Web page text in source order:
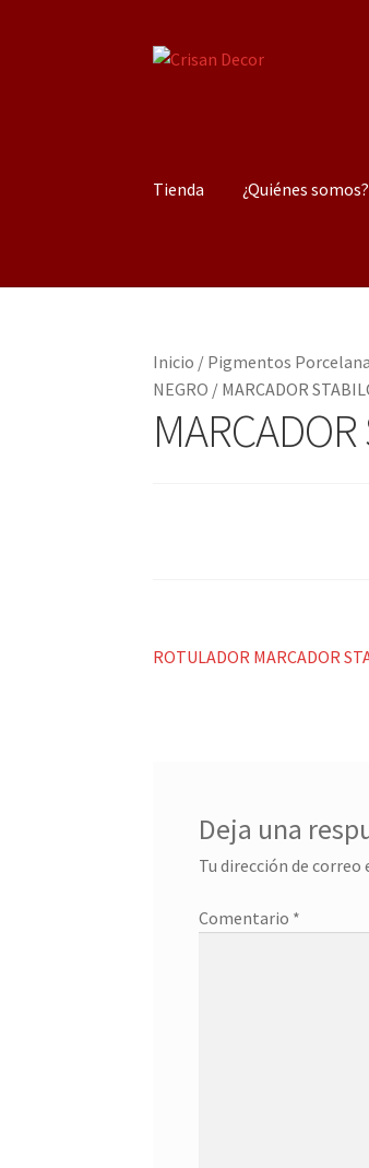
Ir
Ir
Tienda ¿Quiénes somos?
Inicio / Pigmentos
NEGRO / MARCADOR
Navegación
Anterior:
ROTULADOR MARCADOR
Deja una
Tu dirección de
Comentario *